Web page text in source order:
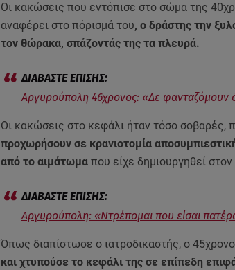
Οι κακώσεις που εντόπισε στο σώμα της
αναφέρει στο πόρισμά του, ο δράστης την
τον θώρακα, σπάζοντάς της τα πλευρά.
Αργυρούπολη 46χρονος: «Δε φανταζόμουν
Οι κακώσεις στο κεφάλι ήταν τόσο σοβαρές,
προχωρήσουν σε κρανιοτομία
από το αιμάτωμαπου είχε δημιουργηθεί
Αργυρούπολη: «Ντρέπομαι που είσαι
Όπως διαπίστωσε ο ιατροδικαστής, ο
και χτυπούσε το κεφάλι της σε επίπεδη